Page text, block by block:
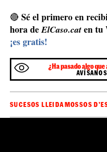
🔴 Sé el primero en
hora deElCaso.cat en tu
¡es gratis!
¿Ha pasado algo que
SUCESOS LLEIDAMOSSOS